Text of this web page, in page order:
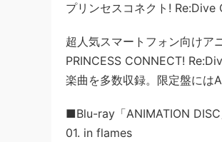
プリンセスコネクト!
超人気スマートフォン向けア
PRINCESS CONNECT!
楽曲を多数収録。限定盤には
■Blu-ray「ANIMATION DISC
01. in flames